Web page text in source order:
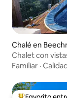
Chalé en
Chalet con
Familiar ·